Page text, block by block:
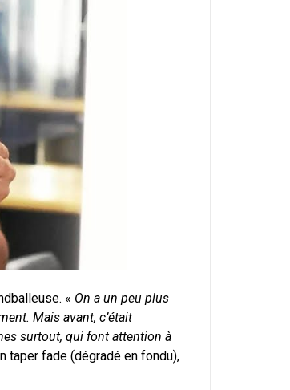
« On a un peu plus
Mais avant, c’était
surtout, qui font attention à
taper fade (dégradé en fondu),